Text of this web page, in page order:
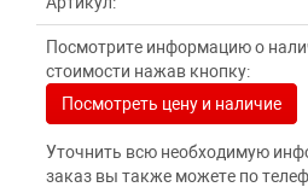
Посмотрите информацию о
стоимости нажав кнопку:
Посмотреть цену и наличие
Уточнить всю необходимую
заказ вы также можете по